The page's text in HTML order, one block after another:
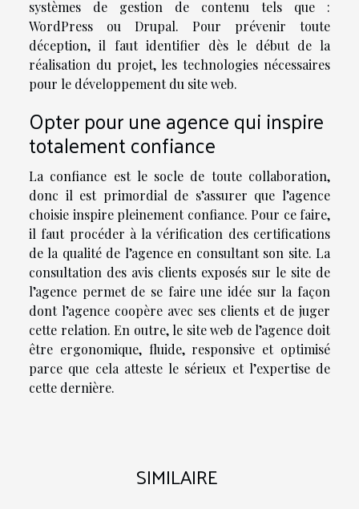
systèmes de gestion de contenu tels que :
WordPress ou Drupal. Pour prévenir toute
déception, il faut identifier dès le début de la
réalisation du projet, les technologies nécessaires
pour le développement du site web.
Opter pour une agence qui inspire
totalement confiance
La confiance est le socle de toute collaboration,
donc il est primordial de s’assurer que l’agence
choisie inspire pleinement confiance. Pour ce faire,
il faut procéder à la vérification des certifications
de la qualité de l’agence en consultant son site. La
consultation des avis clients exposés sur le site de
l’agence permet de se faire une idée sur la façon
dont l’agence coopère avec ses clients et de juger
cette relation. En outre, le site web de l’agence doit
être ergonomique, fluide, responsive et optimisé
parce que cela atteste le sérieux et l’expertise de
cette dernière.
SIMILAIRE